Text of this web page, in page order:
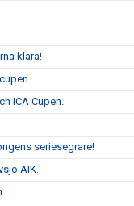
klara!
ICA Cupen.
seriesegrare!
AIK.